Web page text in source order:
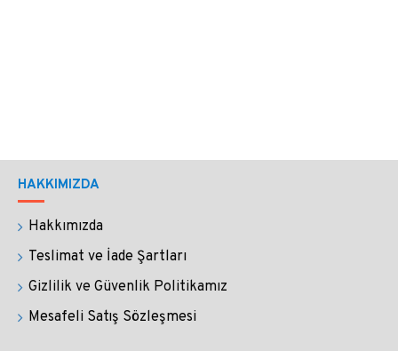
Kalem boyu 14-16 cm olup, gövde çapı 6-8
kalemin uç ölçüsü değişir. Siparişinizi
oluştururken not kısmına ince, kalın ya da orta uç
seçiminizi iletebilirsiniz.
Rengi şeffaf gövde içine amberdir.
HAKKIMIZDA
Hakkımızda
Teslimat ve İade Şartları
Gizlilik ve Güvenlik Politikamız
Mesafeli Satış Sözleşmesi